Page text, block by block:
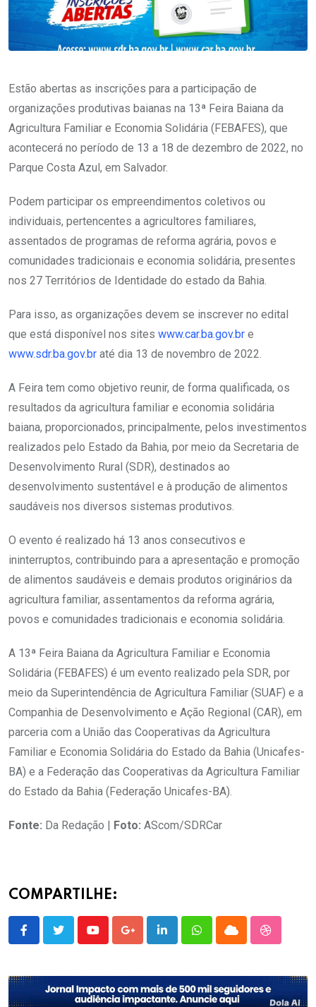
Estão abertas as inscrições para a participação de
organizações produtivas baianas na 13ª Feira Baiana da
Agricultura Familiar e Economia Solidária (FEBAFES), que
acontecerá no período de 13 a 18 de dezembro de 2022, no
Parque Costa Azul, em Salvador.
Podem participar os empreendimentos coletivos ou
individuais, pertencentes a agricultores familiares,
assentados de programas de reforma agrária, povos e
comunidades tradicionais e economia solidária, presentes
nos 27 Territórios de Identidade do estado da Bahia.
Para isso, as organizações devem se inscrever no edital
que está disponível nos sites www.car.ba.gov.br e
www.sdr.ba.gov.br até dia 13 de novembro de 2022.
A Feira tem como objetivo reunir, de forma qualificada, os
resultados da agricultura familiar e economia solidária
baiana, proporcionados, principalmente, pelos investimentos
realizados pelo Estado da Bahia, por meio da Secretaria de
Desenvolvimento Rural (SDR), destinados ao
desenvolvimento sustentável e à produção de alimentos
saudáveis nos diversos sistemas produtivos.
O evento é realizado há 13 anos consecutivos e
ininterruptos, contribuindo para a apresentação e promoção
de alimentos saudáveis e demais produtos originários da
agricultura familiar, assentamentos da reforma agrária,
povos e comunidades tradicionais e economia solidária.
A 13ª Feira Baiana da Agricultura Familiar e Economia
Solidária (FEBAFES) é um evento realizado pela SDR, por
meio da Superintendência de Agricultura Familiar (SUAF) e a
Companhia de Desenvolvimento e Ação Regional (CAR), em
parceria com a União das Cooperativas da Agricultura
Familiar e Economia Solidária do Estado da Bahia (Unicafes-
BA) e a Federação das Cooperativas da Agricultura Familiar
do Estado da Bahia (Federação Unicafes-BA).
Fonte: Da Redação | Foto: AScom/SDRCar
COMPARTILHE:
YoutubeGoogle+LinkedInWhatsappCloud